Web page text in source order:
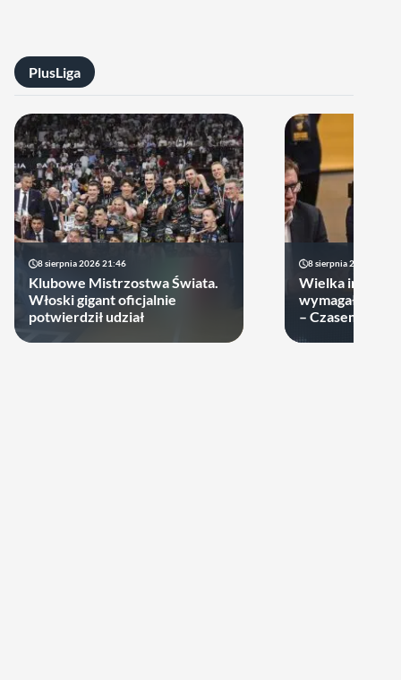
PlusLiga
8 sierpnia 2026 21:46
Klubowe Mistrzostwa Świata.
Włoski gigant oficjalnie
potwierdził udział
8 sierpnia 2026 19:22
Wielka impreza
wymagała
– Czasem